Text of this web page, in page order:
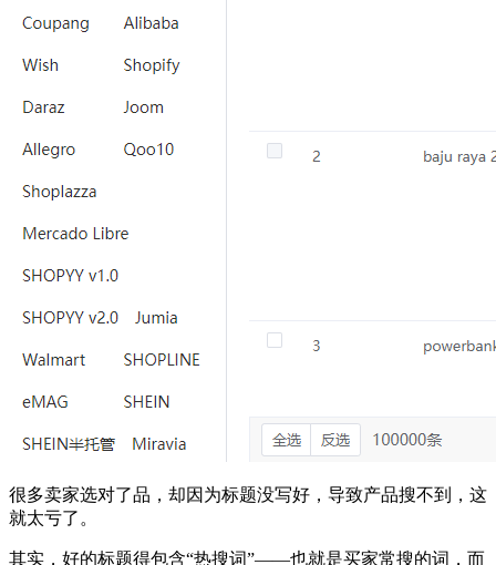
很多卖家选对了品，却因为标题没写好，导致产品搜不到，这
就太亏了。
其实，好的标题得包含“热搜词”——也就是买家常搜的词，而